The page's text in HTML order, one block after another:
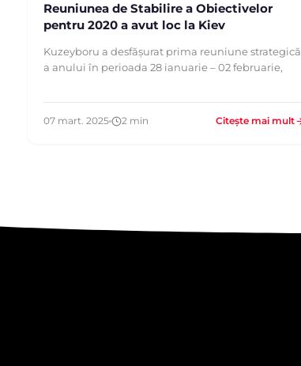
Reuniunea de Stabilire a Obiectivelor
pentru 2020 a avut loc la Kiev
Kuzeyboru a desfășurat prima reuniune strategică
a anului în perioada 28 ianuarie – 02 februarie,
07 mart. 2025 2 min Citește mai mult